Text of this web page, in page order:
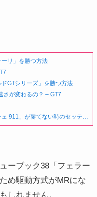
リ」を勝つ方法
GTシリーズ」を勝つ方法
さが変わるの？ – GT7
911」が勝てない時のセッティ
ーブック38「フェラー
め駆動方式がMRにな
しれません。